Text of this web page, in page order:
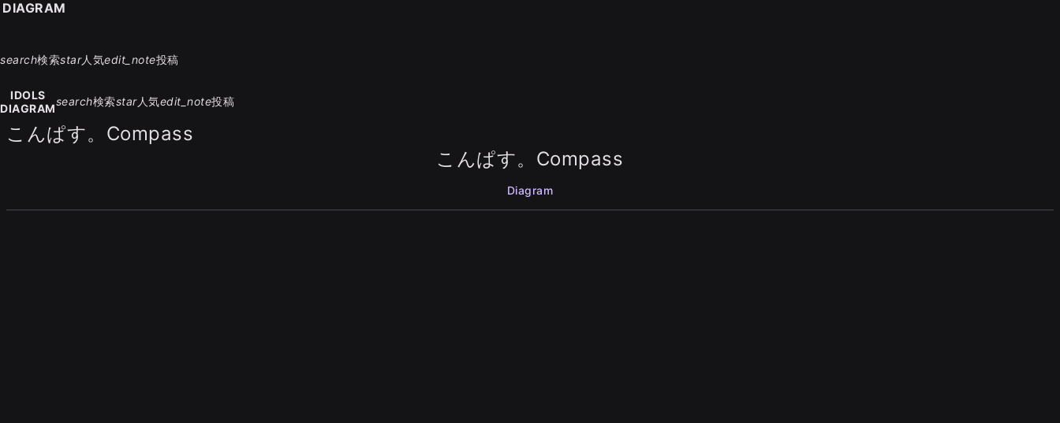
search検索star人気edit_note投稿
IDOLS
DIAGRAM
search検索star人気edit_note投稿
こんぱす。Compass
こんぱす。Compass
Diagram